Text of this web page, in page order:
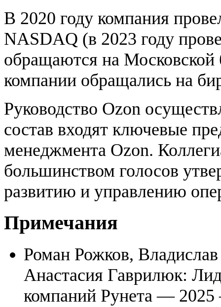
В 2020 году компания
NASDAQ (в 2023 году
обращаются на
компании обращались на
Руководство Ozon
состав входят ключевые
менеджмента Ozon.
большинством голосов
развитию и управлению
Примечания
Роман Рожков,
Анастасия Гаврилюк:
компаний Рунета —